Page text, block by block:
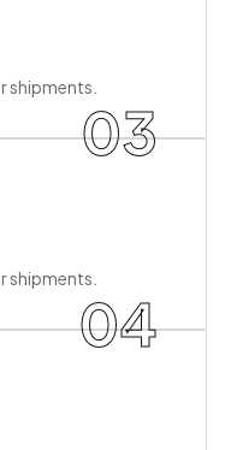
shipments.
03
shipments.
04